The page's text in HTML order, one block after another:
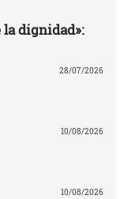
la dignidad»:
28/07/2026
10/08/2026
10/08/2026